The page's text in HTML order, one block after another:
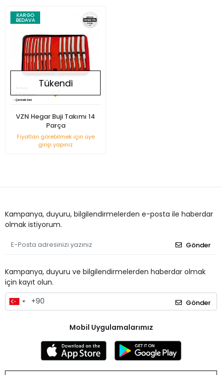
KARGO
BEDAVA
Tükendi
VZN Hegar Buji Takımı 14
Parça
Fiyatları görebilmek için üye
girişi yapınız
Kampanya, duyuru, bilgilendirmelerden e-posta ile haberdar
olmak istiyorum.
Gönder
Kampanya, duyuru ve bilgilendirmelerden haberdar olmak
için kayıt olun.
Gönder
Mobil Uygulamalarımız